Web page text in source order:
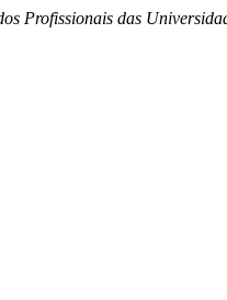
Profissionais das